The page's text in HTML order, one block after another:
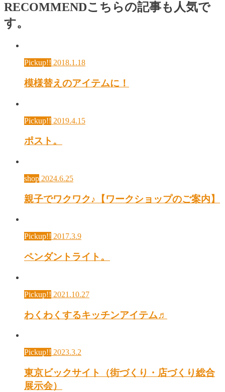
RECOMMENDこちらの記事も人気で
す。
Pickup!! 2018.1.18
模様替えのアイテムに！
Pickup!! 2019.4.15
ポスト。
shop 2024.6.25
親子でワクワク♪【ワークショップのご案内】
Pickup!! 2017.3.9
ペンダントライト。
Pickup!! 2021.10.27
わくわくするキッチンアイテム♬
Pickup!! 2023.3.2
東京ビックサイト（街づくり・店づくり総合
展示会）